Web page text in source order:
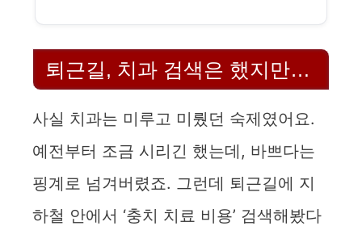
퇴근길, 치과 검색은 했지만…
사실 치과는 미루고 미뤘던 숙제였어요.
예전부터 조금 시리긴 했는데, 바쁘다는
핑계로 넘겨버렸죠. 그런데 퇴근길에 지
하철 안에서 ‘충치 치료 비용’ 검색해봤다